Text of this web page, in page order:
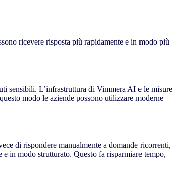
ricevere risposta più rapidamente e in modo più
sensibili. L’infrastruttura di Vimmera AI e le misure
modo le aziende possono utilizzare moderne
di rispondere manualmente a domande ricorrenti,
in modo strutturato. Questo fa risparmiare tempo,